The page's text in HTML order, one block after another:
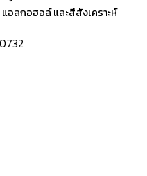
แอลกอฮอล์ และสีสังเคราะห์